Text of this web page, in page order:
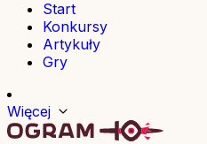
Start
Konkursy
Artykuły
Gry
Więcej